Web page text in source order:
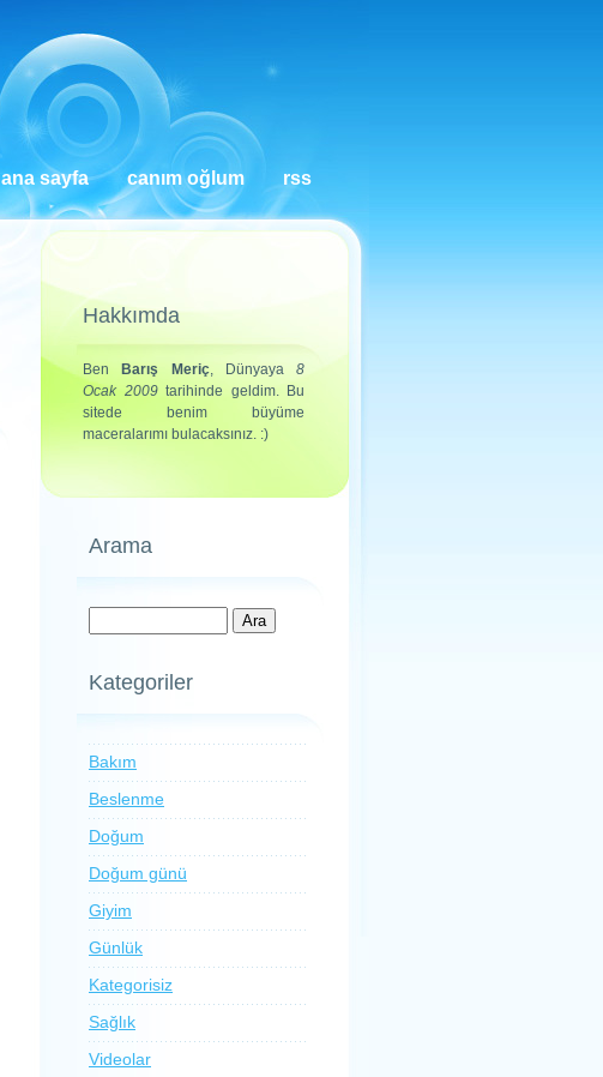
ana sayfa canım oğlum rss
Hakkımda
Ben Barış Meriç, Dünyaya 8
Ocak 2009tarihinde geldim. Bu
sitede benim büyüme
maceralarımı bulacaksınız. :)
Arama
Kategoriler
Bakım
Beslenme
Doğum
Doğum günü
Giyim
Günlük
Kategorisiz
Sağlık
Videolar